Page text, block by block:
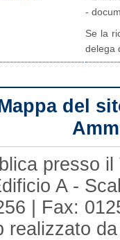
-
Se la
delega
del
presso
A -
| Fax:
realizzato